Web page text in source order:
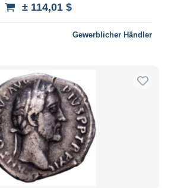
± 114,01 $
Gewerblicher Händler